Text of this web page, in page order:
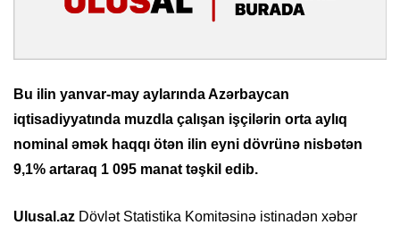
Bu ilin yanvar-may aylarında Azərbaycan
iqtisadiyyatında muzdla çalışan işçilərin orta aylıq
nominal əmək haqqı ötən ilin eyni dövrünə nisbətən
9,1% artaraq 1 095 manat təşkil edib.
Ulusal.az Dövlət Statistika Komitəsinə istinadən xəbər